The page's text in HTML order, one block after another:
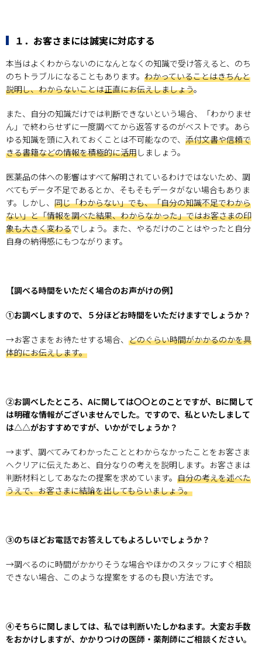
１．お客さまには誠実に対応する
本当はよくわからないのになんとなくの知識で受け答えると、のち
のちトラブルになることもあります。 わかっていることはきちんと
説明し、わからないことは正直にお伝えしましょう。
また、自分の知識だけでは判断できないという場合、「わかりませ
ん」で終わらせずに一度調べてから返答するのがベストです。あら
ゆる知識を頭に入れておくことは不可能なので、 添付文書や信頼で
きる書籍などの情報を積極的に活用しましょう。
医薬品の体への影響はすべて解明されているわけではないため、調
べてもデータ不足であるとか、そもそもデータがない場合もありま
す。しかし、 同じ「わからない」でも、「自分の知識不足でわから
ない」と「情報を調べた結果、わからなかった」ではお客さまの印
象も大きく変わるでしょう。また、やるだけのことはやったと自分
自身の納得感にもつながります。
【調べる時間をいただく場合のお声がけの例】
①お調べしますので、５分ほどお時間をいただけますでしょうか？
→お客さまをお待たせする場合、 どのぐらい時間がかかるのかを具
体的にお伝えします。
②お調べしたところ、Aに関しては〇〇とのことですが、Bに関して
は明確な情報がございませんでした。ですので、私といたしまして
は△△がおすすめですが、いかがでしょうか？
→まず、調べてみてわかったこととわからなかったことをお客さま
へクリアに伝えたあと、自分なりの考えを説明します。お客さまは
判断材料としてあなたの提案を求めています。 自分の考えを述べた
うえで、お客さまに結論を出してもらいましょう。
③のちほどお電話でお答えしてもよろしいでしょうか？
→調べるのに時間がかかりそうな場合やほかのスタッフにすぐ相談
できない場合、このような提案をするのも良い方法です。
④そちらに関しましては、私では判断いたしかねます。大変お手数
をおかけしますが、かかりつけの医師・薬剤師にご相談ください。